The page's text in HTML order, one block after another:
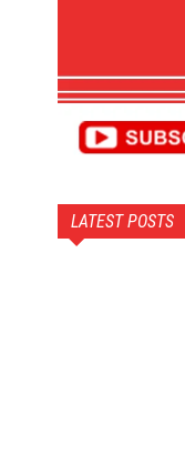
LATEST POSTS